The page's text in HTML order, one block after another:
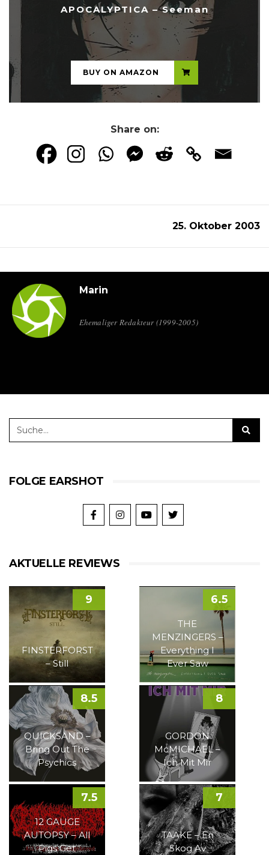
APOCALYPTICA – Seeman
...
BUY ON AMAZON
Share on:
25. Oktober 2003
Marin
Ehemaliger Redakteur (1999-2005)
FOLGE EARSHOT
AKTUELLE REVIEWS
FINSTERFORST
– Still
9
THE
MENZINGERS –
Everything I
Ever Saw
6.5
QUICKSAND –
Bring Out The
Psychics
8.5
GORDON
McMICHAEL –
Ich Mit Mir
8
12 GAUGE
AUTOPSY – All
Pigs Get
7.5
TAAKE – En
Skog Av
7